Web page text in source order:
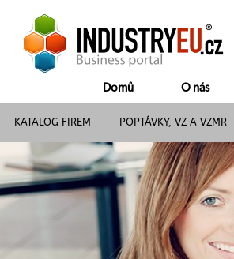
Domů O nás
KATALOG FIREM POPTÁVKY, VZ A VZMR